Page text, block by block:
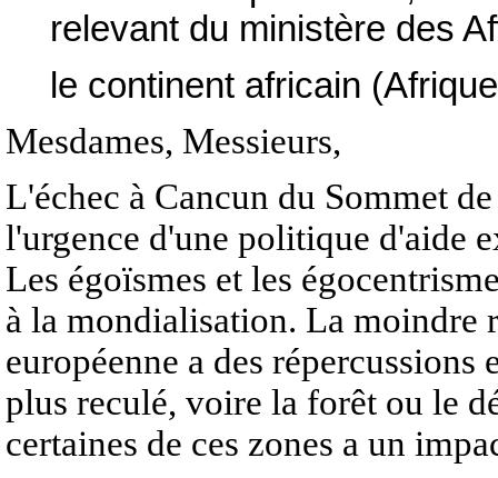
relevant du ministère des
le continent africain
Mesdames, Messieurs,
L'échec à Cancun du Sommet
l'urgence d'une politique d'aide
Les égoïsmes et les
à la mondialisation. La moindre
européenne a des
plus reculé, voire la forêt ou le
certaines de ces zones a un